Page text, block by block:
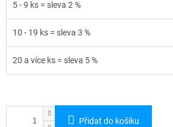
5 - 9 ks = sleva 2 %
10 - 19 ks = sleva 3 %
20 a více ks = sleva 5 %
Přidat do košíku